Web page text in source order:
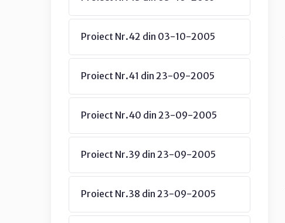
Proiect Nr.42 din 03-10-2005
Proiect Nr.41 din 23-09-2005
Proiect Nr.40 din 23-09-2005
Proiect Nr.39 din 23-09-2005
Proiect Nr.38 din 23-09-2005